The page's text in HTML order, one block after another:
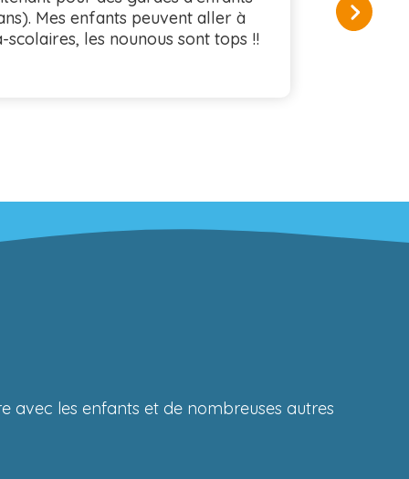
Mes enfants peuvent aller à
les nounous sont tops !!
avec les enfants et de nombreuses autres